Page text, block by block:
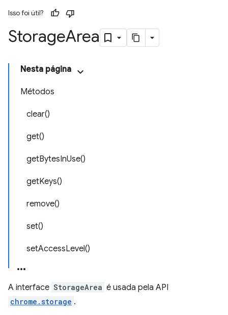
Isso foi útil?
StorageArea
Nesta página
Métodos
clear()
get()
getBytesInUse()
getKeys()
remove()
set()
setAccessLevel()
A interface StorageArea é usada pela API
chrome.storage .